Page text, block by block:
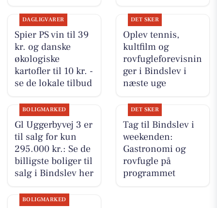
DAGLIGVARER
Spier PS vin til 39
kr. og danske
økologiske
kartofler til 10 kr. -
se de lokale tilbud
DET SKER
Oplev tennis,
kultfilm og
rovfugleforevisnin
ger i Bindslev i
næste uge
BOLIGMARKED
Gl Uggerbyvej 3 er
til salg for kun
295.000 kr.: Se de
billigste boliger til
salg i Bindslev her
DET SKER
Tag til Bindslev i
weekenden:
Gastronomi og
rovfugle på
programmet
BOLIGMARKED